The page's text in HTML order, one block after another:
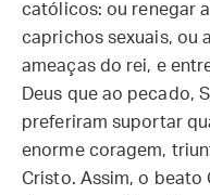
católicos: ou renegar
caprichos sexuais, ou
ameaças do rei, e
Deus que ao pecado,
preferiram suportar
enorme coragem,
Cristo. Assim, o beato